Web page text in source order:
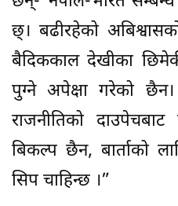
छ्। बढीरहेको
बैदिककाल देखीका
पुग्ने अपेक्षा गरेको छैन।
राजनीतिको
बिकल्प छैन, बार्ताको
सिप चाहिन्छ ।”